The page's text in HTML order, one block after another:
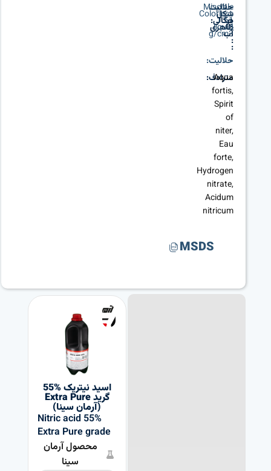
چگالی:
1.51
g/cm3
حلالیت
Miscible
شکل
ظاهری
Colorless
liquid
حلالیت:
مترادف:
Aqua
fortis,
Spirit
niter,
Eau
forte,
Hydrogen
nitrate,
Acidum
nitricum
MSDS
اسید نیتریک %55
گرید Extra Pure
(آرمان سینا)
Nitric acid 55%
Extra Pure grade
محصول آرمان
سینا